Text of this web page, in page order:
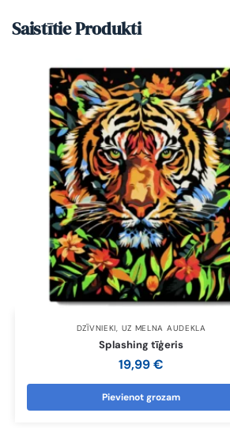
Saistītie Produkti
DZĪVNIEKI, UZ MELNA AUDEKLA
Splashing tīģeris
19,99€
Pievienot grozam